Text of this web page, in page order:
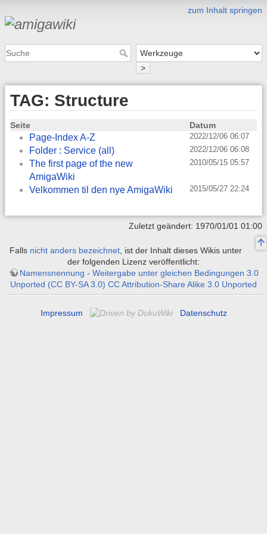
zum Inhalt springen
>
TAG: Structure
Seite Datum
Page-Index A-Z 2022/12/06 06:07
Folder : Service (all) 2022/12/06 06:08
The first page of the new
AmigaWiki
2010/05/15 05:57
Velkommen til den nye AmigaWiki 2015/05/27 22:24
Zuletzt geändert: 1970/01/01 01:00
Falls nicht anders bezeichnet , ist der Inhalt dieses Wikis unter
der folgenden Lizenz veröffentlicht:
Namensnennung - Weitergabe unter gleichen Bedingungen 3.0
Unported (CC BY-SA 3.0) CC Attribution-Share Alike 3.0 Unported
Impressum Datenschutz